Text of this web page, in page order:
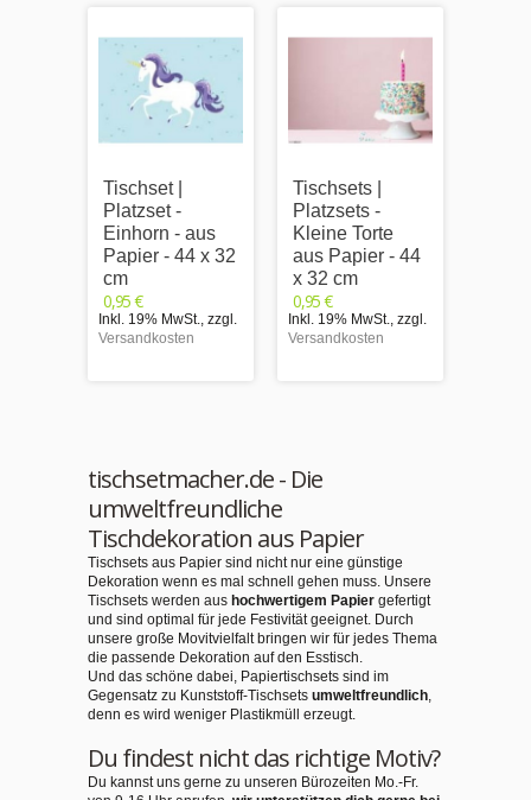
Tischset |
Platzset -
Einhorn - aus
Papier - 44 x 32
cm
0,95 €
Inkl. 19% MwSt., zzgl.
Versandkosten
Tischsets |
Platzsets -
Kleine Torte
aus Papier - 44
x 32 cm
0,95 €
Inkl. 19% MwSt., zzgl.
Versandkosten
tischsetmacher.de - Die
umweltfreundliche
Tischdekoration aus Papier
Tischsets aus Papier sind nicht nur eine günstige
Dekoration wenn es mal schnell gehen muss. Unsere
Tischsets werden aus hochwertigem Papier gefertigt
und sind optimal für jede Festivität geeignet. Durch
unsere große Movitvielfalt bringen wir für jedes Thema
die passende Dekoration auf den Esstisch.
Und das schöne dabei, Papiertischsets sind im
Gegensatz zu Kunststoff-Tischsets umweltfreundlich,
denn es wird weniger Plastikmüll erzeugt.
Du findest nicht das richtige Motiv?
Du kannst uns gerne zu unseren Bürozeiten Mo.-Fr.